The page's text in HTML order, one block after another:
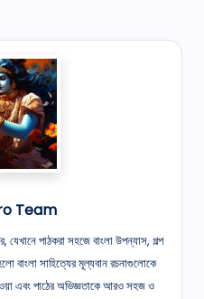
Team
পাঠকরা সহজে বাংলা উপন্যাস, গল্প
বাংলা সাহিত্যের মূল্যবান রচনাগুলোকে
এবং পাঠের অভিজ্ঞতাকে আরও সহজ ও